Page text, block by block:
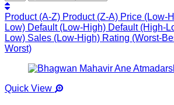
Product (A-Z) Product (Z-A) Price (Low-
Low) Default (Low-High) Default (High-
Low) Sales (Low-High) Rating (Worst-
Worst)
Quick View